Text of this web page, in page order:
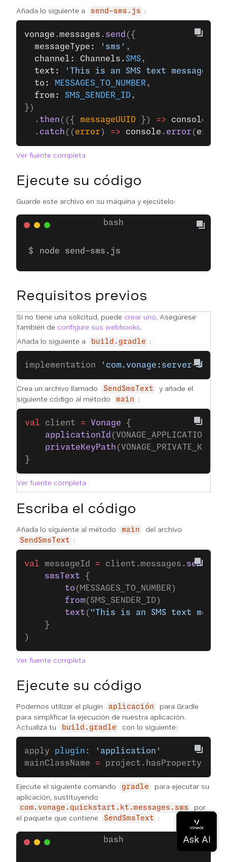
Añada lo siguiente a send-sms.js :
vonage .messages . send ({
  messageType:
'sms' ,
  channel: Channels.
SMS ,
  text:
'This is an SMS text message
  to:
MESSAGES_TO_NUMBER ,
  from:
SMS_SENDER_ID ,
})
  .
then (({ messageUUID }) => console
  .
catch (( error ) => console . error ( error
Ver fuente completa
Ejecute su código
Guarde este archivo en su máquina y ejecútelo:
node send-sms.js
Requisitos previos
Si no tiene una solicitud, puede crear uno. Asegúrese
también de configure sus webhooks.
Añada lo siguiente a
build.gradle :
implementation 'com.vonage:server-
Crea un archivo llamado SendSmsText
y añade el
siguiente código al método
main :
val client = Vonage {
    applicationId
(VONAGE_APPLICATION_ID)
    privateKeyPath
}
Ver fuente completa
Escriba el código
Añada lo siguiente al método main del archivo
SendSmsText :
val messageId = client.messages. send
    smsText
{
        to
(MESSAGES_TO_NUMBER)
        from
(SMS_SENDER_ID)
        text
( "This is an SMS text
    }
)
Ver fuente completa
Ejecute su código
Podemos utilizar el plugin aplicación
para Gradle
para simplificar la ejecución de nuestra aplicación.
Actualiza tu
build.gradle con lo siguiente:
apply plugin :
'application'
mainClassName = project . hasProperty(
Ejecute el siguiente comando gradle
para ejecutar su
aplicación, sustituyendo
com.vonage.quickstart.kt.messages.sms
por
el paquete que contiene
SendSmsText :